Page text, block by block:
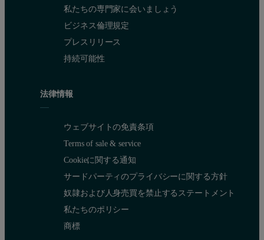
私たちの専門家に会いましょう
ビジネス倫理規定
プレスリリース
持続可能性
法律情報
ウェブサイトの免責条項
Terms of sale & service
Cookieに関する通知
サードパーティのプライバシーに関する方針
奴隷および人身売買を禁止するステートメント
私たちのポリシー
商標